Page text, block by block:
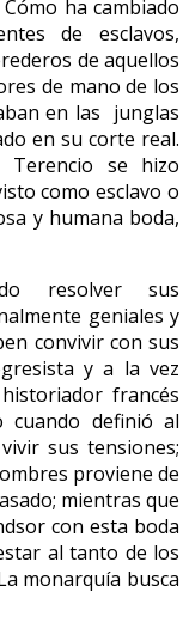
ha cambiado
de esclavos,
de aquellos
de mano de los
en las junglas
en su corte real.
Terencio se hizo
como esclavo o
y humana boda,
resolver sus
geniales y
convivir con sus
y a la vez
francés
cuando definió al
sus tensiones;
proviene de
mientras que
con esta boda
al tanto de los
monarquía busca